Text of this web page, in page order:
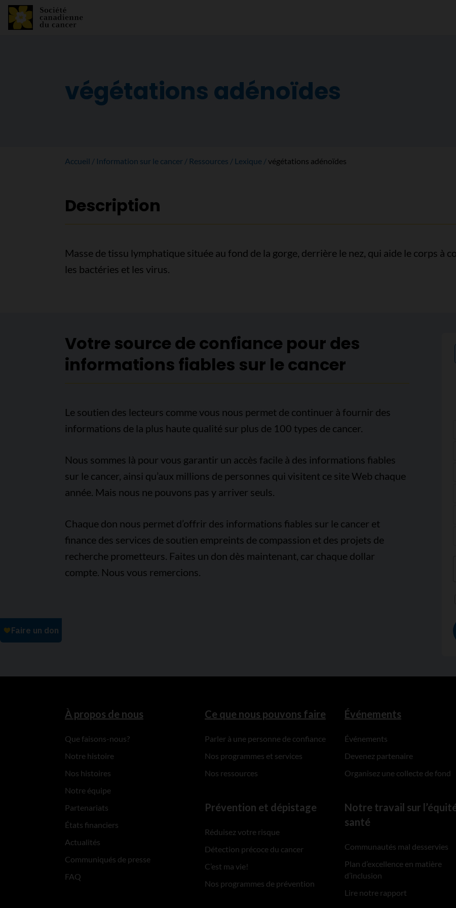
végétations adénoïdes
Accueil Information sur le cancer Ressources Lexique végétations adénoïdes
Description
Masse de tissu lymphatique située au fond de la gorge, derrière le nez, qui aide le corps à
les bactéries et les virus.
Votre source de confiance pour des
informations fiables sur le cancer
Le soutien des lecteurs comme vous nous permet de continuer à fournir des
informations de la plus haute qualité sur plus de 100 types de cancer.
Nous sommes là pour vous garantir un accès facile à des informations fiables
sur le cancer, ainsi qu’aux millions de personnes qui visitent ce site Web chaque
année. Mais nous ne pouvons pas y arriver seuls.
Chaque don nous permet d’offrir des informations fiables sur le cancer et
finance des services de soutien empreints de compassion et des projets de
recherche prometteurs. Faites un don dès maintenant, car chaque dollar
compte. Nous vous remercions.
À propos de nous
Que faisons-nous?
Notre histoire
Nos histoires
Notre équipe
Partenariats
États financiers
Actualités
Communiqués de presse
FAQ
Ce que nous pouvons faire
Parler à une personne de confiance
Nos programmes et services
Nos ressources
Prévention et dépistage
Réduisez votre risque
Détection précoce du cancer
C’est ma vie!
Nos programmes de prévention
Événements
Événements
Devenez partenaire
Organisez une collecte de fond
Notre travail sur
santé
Communautés mal desservies
Plan d’excellence en matière
d’inclusion
Lire notre rapport